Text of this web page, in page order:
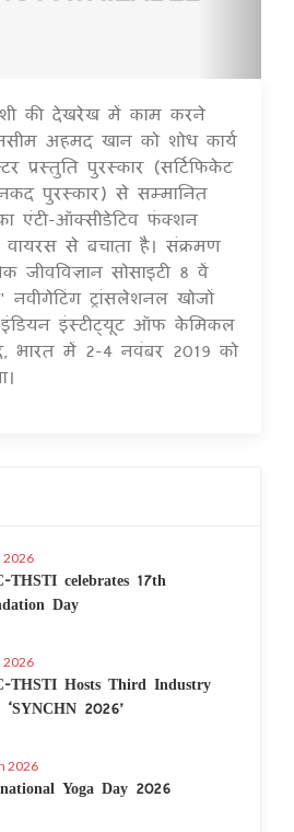
16 Jul 2020
की देखरेख में काम करने
अहमद खान को शोध कार्य
प्रस्तुति पुरस्कार (सर्टिफिकेट
पुरस्कार) से सम्मानित
एंटी-ऑक्सीडेटिव फंक्शन
वायरस से बचाता है। संक्रमण
जीवविज्ञान सोसाइटी 8 वें
ट्रांसलेशनल खोजों
इंस्टीट्यूट ऑफ केमिकल
भारत में 2-4 नवंबर 2019 को
2026
THSTI celebrates 17th
Day
2026
THSTI Hosts Third Industry
2026’
2026
Yoga Day 2026